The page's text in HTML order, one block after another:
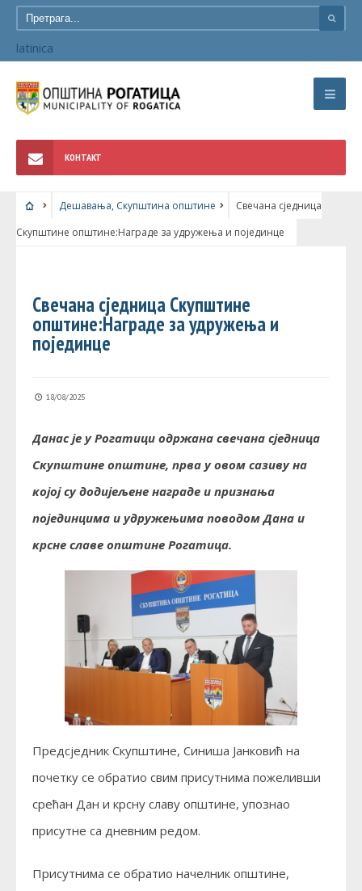
latinica
КОНТАКТ
Дешавања, Скупштина општине
Свечана сједница
Скупштине општине:Награде за удружења и појединце
Свечана сједница Скупштине
општине:Награде за удружења и
појединце
18/08/2025
Данас је у Рогатици одржана свечана сједница
Скупштине општине, прва у овом сазиву на
којој су додијељене награде и признања
појединцима и удружењима поводом Дана и
крсне славе општине Рогатица.
Предсједник Скупштине, Синиша Јанковић на
почетку се обратио свим присутнима пожеливши
срећан Дан и крсну славу општине, упознао
присутне са дневним редом.
Присутнима се обратио начелник општине,